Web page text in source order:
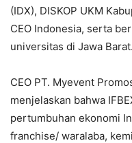
(IDX), DISKOP UKM
CEO Indonesia, serta
universitas di Jawa Barat.
CEO PT. Myevent
menjelaskan bahwa
pertumbuhan ekonomi
franchise/ waralaba,